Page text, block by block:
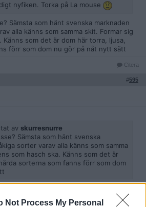
Not Process My Personal
nyfiken. Torka på La mouse
Sämsta som hänt svenska marknaden
alla känns som samma skit. Formar sig
som det är dom här torra, ljusa,
förr som dom nu gör på nåt nytt sätt
Citera
#595
av skurresnurre
Sämsta som hänt svenska
sorter varav alla känns som samma
som hasch ska. Känns som det är
sorterna som fanns förr som dom
acceptabelt förr och som dessutom